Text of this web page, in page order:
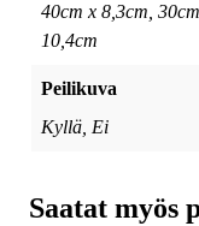
40cm x 8,3cm,
10,4cm
Peilikuva
Kyllä, Ei
Saatat myös